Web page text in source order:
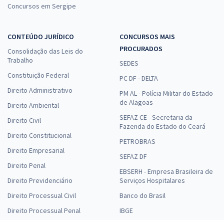
Concursos em Sergipe
CONTEÚDO JURÍDICO
Consolidação das Leis do
Trabalho
Constituição Federal
Direito Administrativo
Direito Ambiental
Direito Civil
Direito Constitucional
Direito Empresarial
Direito Penal
Direito Previdenciário
Direito Processual Civil
Direito Processual Penal
CONCURSOS MAIS
PROCURADOS
SEDES
PC DF - DELTA
PM AL - Polícia Militar do Estado
de Alagoas
SEFAZ CE - Secretaria da
Fazenda do Estado do Ceará
PETROBRAS
SEFAZ DF
EBSERH - Empresa Brasileira de
Serviços Hospitalares
Banco do Brasil
IBGE